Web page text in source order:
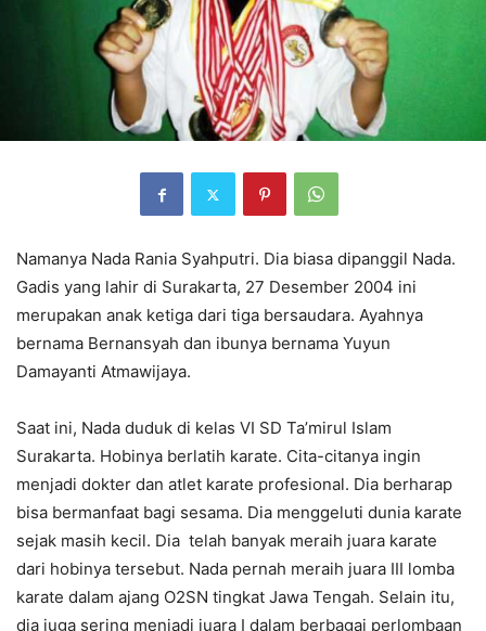
Namanya Nada Rania Syahputri. Dia biasa dipanggil Nada.
Gadis yang lahir di Surakarta, 27 Desember 2004 ini
merupakan anak ketiga dari tiga bersaudara. Ayahnya
bernama Bernansyah dan ibunya bernama Yuyun
Damayanti Atmawijaya.
Saat ini, Nada duduk di kelas VI SD Ta’mirul Islam
Surakarta. Hobinya berlatih karate. Cita-citanya ingin
menjadi dokter dan atlet karate profesional. Dia berharap
bisa bermanfaat bagi sesama. Dia menggeluti dunia karate
sejak masih kecil. Dia telah banyak meraih juara karate
dari hobinya tersebut. Nada pernah meraih juara III lomba
karate dalam ajang O2SN tingkat Jawa Tengah. Selain itu,
dia juga sering menjadi juara I dalam berbagai perlombaan